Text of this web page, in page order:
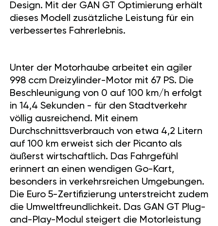
Design. Mit der GAN GT Optimierung erhält
dieses Modell zusätzliche Leistung für ein
verbessertes Fahrerlebnis.
Unter der Motorhaube arbeitet ein agiler
998 ccm Dreizylinder-Motor mit 67 PS. Die
Beschleunigung von 0 auf 100 km/h erfolgt
in 14,4 Sekunden - für den Stadtverkehr
völlig ausreichend. Mit einem
Durchschnittsverbrauch von etwa 4,2 Litern
auf 100 km erweist sich der Picanto als
äußerst wirtschaftlich. Das Fahrgefühl
erinnert an einen wendigen Go-Kart,
besonders in verkehrsreichen Umgebungen.
Die Euro 5-Zertifizierung unterstreicht zudem
die Umweltfreundlichkeit. Das GAN GT Plug-
and-Play-Modul steigert die Motorleistung